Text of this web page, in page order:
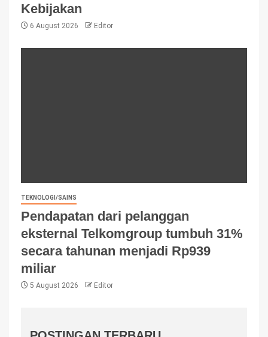
Kebijakan
6 August 2026 Editor
TEKNOLOGI/SAINS
Pendapatan dari pelanggan
eksternal Telkomgroup tumbuh 31%
secara tahunan menjadi Rp939
miliar
5 August 2026 Editor